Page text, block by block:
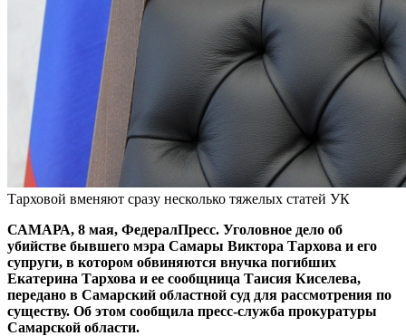
Тарховой вменяют сразу несколько тяжелых статей УК
САМАРА, 8 мая, ФедералПресс. Уголовное дело об
убийстве бывшего мэра Самары Виктора Тархова и его
супруги, в котором обвиняются внучка погибших
Екатерина Тархова и ее сообщница Таисия Киселева,
передано в Самарский областной суд для рассмотрения по
существу. Об этом сообщила пресс-служба прокуратуры
Самарской области.